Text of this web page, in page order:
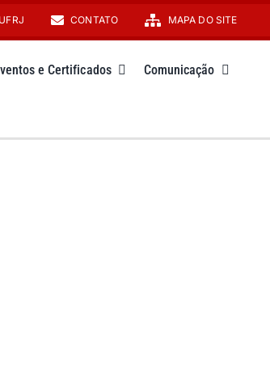
CONTATO MAPA DO SITE
e Certificados Comunicação